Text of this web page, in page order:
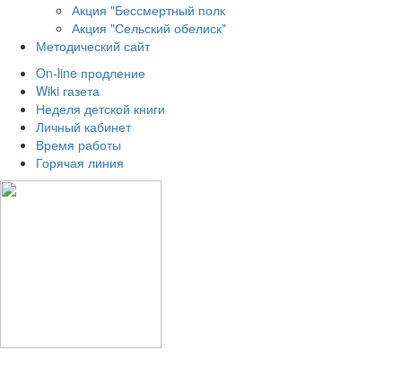
Акция "Бессмертный полк
Акция "Сельский обелиск"
Методический сайт
On-line продление
Wiki газета
Неделя детской книги
Личный кабинет
Время работы
Горячая линия